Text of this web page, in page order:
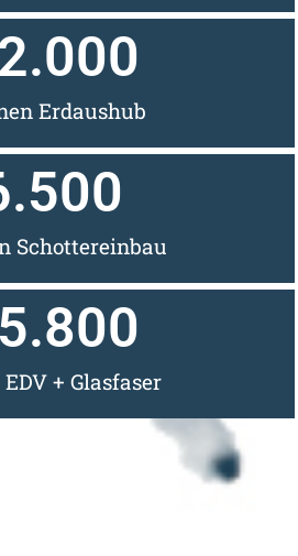
Erdaushub
Schottereinbau
+ Glasfaser